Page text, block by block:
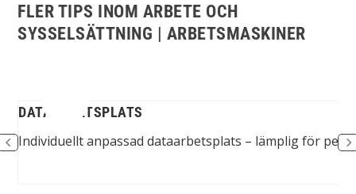
FLER TIPS INOM ARBETE OCH
SYSSELSÄTTNING | ARBETSMASKINER
DATAARBETSPLATS
Individuellt anpassad dataarbetsplats – lämplig för